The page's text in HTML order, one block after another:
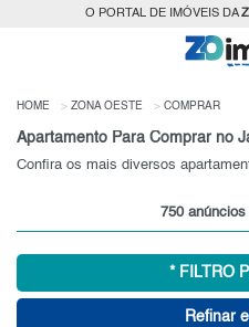
O PORTAL DE IMÓVEIS DA
HOME ZONA OESTE COMPRAR
Apartamento Para Comprar no
750
* FILTRO
Refinar